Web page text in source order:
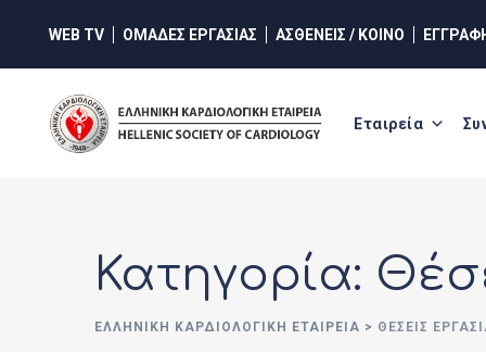
content
WEB TV ΟΜΑΔΕΣ ΕΡΓΑΣΙΑΣ ΑΣΘΕΝΕΙΣ / ΚΟΙΝΟ
Εταιρεία
Κατηγορία:
ΕΛΛΗΝΙΚΉ ΚΑΡΔΙΟΛΟΓΙΚΉ ΕΤΑΙΡΕΊΑ > ΘΈΣΕΙΣ